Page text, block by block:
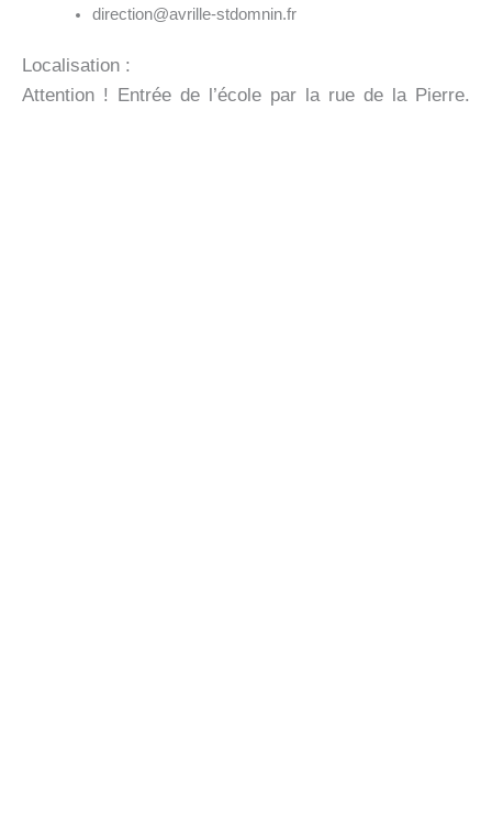
direction@avrille-stdomnin.fr
Localisation :
Attention ! Entrée de l’école par la rue de la Pierre.